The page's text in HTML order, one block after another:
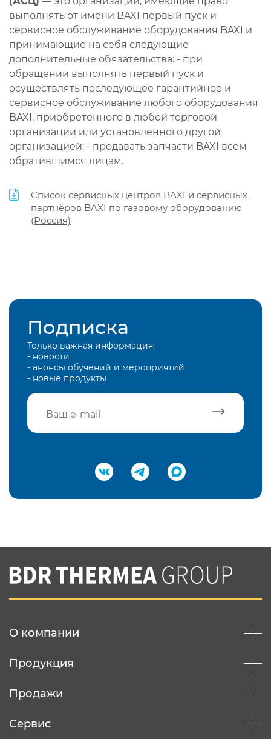
выполнять от имени BAXI первый пуск и
сервисное обслуживание оборудования BAXI и
принимающие на себя следующие
дополнительные обязательства: - при
обращении выполнять первый пуск и
осуществлять последующее гарантийное и
сервисное обслуживание любого оборудования
BAXI, приобретенного в любой торговой
организации или установленного другой
организацией; - продавать запчасти BAXI всем
обратившимся лицам.
Список сервисных центров BAXI и сервисных
партнёров BAXI по газовому оборудованию
(Россия)
Подписка
Только важная информация:
- новости
- анонсы обучений и мероприятий
- новые продукты
Подтвердить e-mail
Вы соглашаетесь с нашей политикой
конфеденциальности
О компании
Продукция
Продажи
Сервис